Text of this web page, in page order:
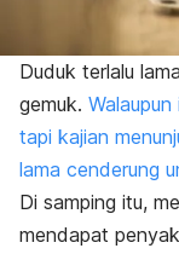
Duduk terlalu
gemuk.
tapi kajian
lama cenderung
Di samping itu,
mendapat